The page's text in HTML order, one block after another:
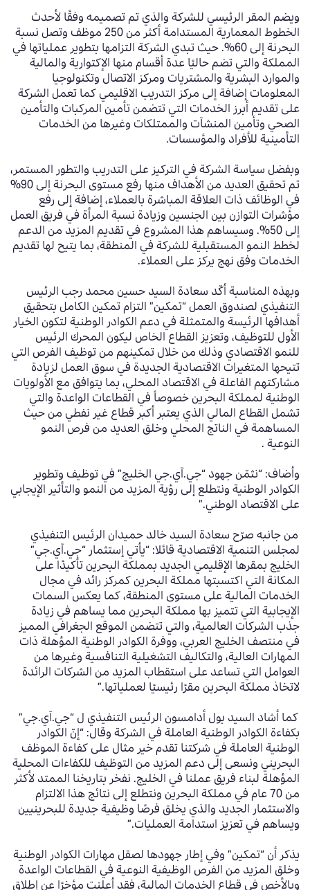
ويضم المقر الرئيسيللشركةوالذي تم تصميمه وفقًا لأحدث
الخطوط المعماريةالمستدامة أكثر من250موظفوتصل نسبة
البحرنة إلى60%. حيث تبدي الشركة التزامها بتطوير عملياتها في
المملكة والتي تضم حاليًا عدة أقسام منها الإكتوارية والمالية
والموارد البشرية والمشتريات ومركز الاتصالوتكنولوجيا
المعلوماتإضافة إلى مركز التدريب الاقليميكما تعمل الشركة
على تقديمأبرز الخدماتالتي تتضمن تأمين المركبات والتأمين
الصحي وتأمين المنشآت والممتلكاتوغيرها من الخدمات
التأمينية للأفراد والمؤسسات.
وبفضل سياسة الشركة في التركيز على التدريب والتطور المستمر،
تمتحقيق العديد من الأهداف منها رفع مستوى البحرنةإلى90
%
في الوظائف ذات العلاقة المباشرة بالعملاء، إضافة إلى رفع
مؤشرات التوازن بين الجنسين وزيادة نسبة المرأة في فريق العمل
إلى وسيساهم هذا المشروع في تقديم المزيد من الدعم
لخطط النمو المستقبلية للشركة في المنطقة، بما يتيح لها تقديم
الخدمات وفق نهج يركز على العملاء.
وبهذه المناسبة أكّد سعادة السيد حسين محمد رجب الرئيس
التنفيذي لصندوق العمل “تمكين” التزام تمكين الكامل بتحقيق
أهدافها الرئيسة والمتمثلة في دعم الكوادر الوطنية لتكون الخيار
الأول للتوظيف، وتعزيز القطاع الخاص ليكون المحرك الرئيس
للنمو الاقتصادي وذلك من خلال تمكينهم من توظيف الفرص التي
تتيحها المتغيرات الاقتصادية الجديدة في سوق العمل لزيادة
مشاركتهم الفاعلة في الاقتصاد المحلي، بما يتوافق مع الأولويات
الوطنية لمملكة البحرين خصوصاً في القطاعات الواعدة والتي
تشمل القطاع المالي الذي يعتبر أكبر قطاع غير نفطي من حيث
المساهمة في الناتج المحلي وخلق العديد من فرص النمو
النوعية.
وأضاف: “نثمّن جهود“جي.آي.جي الخليج” في توظيف وتطوير
الكوادر الوطنية ونتطلع إلى رؤية المزيد من النمو والتأثير الإيجابي
على الاقتصاد الوطني.”
من جانبه صرّح سعادة السيد خالد حميدان الرئيس التنفيذي
لمجلس التنمية الاقتصادية قائلا: “يأتي إستثمار“جي.آي.جي”
الخليج بمقرها الإقليمي الجديد بمملكة البحرين تأكيدًا على
المكانة التي اكتسبتها مملكة البحرين كمركز رائد في مجال
الخدمات المالية على مستوى المنطقة، كما يعكس السمات
الإيجابية التي تتميز بها مملكة البحرينمما يساهم في زيادة
جذب الشركات العالمية، والتي تتضمن الموقع الجغرافي المميز
في منتصف الخليج العربي، ووفرة الكوادر الوطنية المؤهلة ذات
المهارات العالية، والتكاليف التشغيلية التنافسيةوغيرها من
العوامل التي تساعد على استقطاب المزيد من الشركات الرائدة
لاتخاذ مملكة البحرين مقرًا رئيسيًا لعملياتها.”
كما أشاد السيد بول أدامسون الرئيس التنفيذي ل“جي.آي.جي”
بكفاءة الكوادر الوطنية العاملة في الشركة وقال: “إنّ الكوادر
الوطنية العاملة في شركتنا تقدم خير مثال على كفاءة الموظف
البحريني ونسعى إلى دعم المزيد من التوظيف للكفاءات المحلية
المؤهلة لبناء فريق عملنا في الخليج. نفخر بتاريخنا الممتد لأكثر
من 70 عام في مملكة البحرين ونتطلع إلى نتائج هذا الالتزام
والاستثمار الجديد والذي يخلق فرصًا وظيفية جديدة للبحرينيين
ويساهم في تعزيز استدامة العمليات.”
يذكر أن “تمكين” وفي إطار جهودها لصقل مهارات الكوادر الوطنية
وخلق المزيد من الفرص الوظيفية النوعية في القطاعات الواعدة